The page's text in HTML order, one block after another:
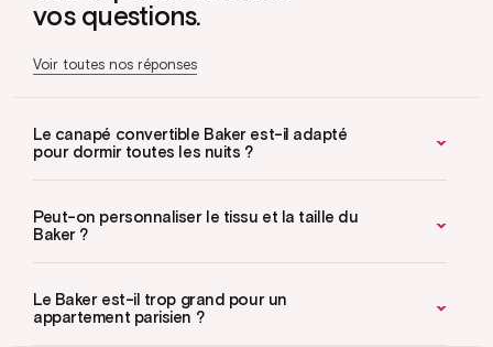
vos questions.
Voir toutes nos réponses
Le canapé convertible Baker est-il adapté
pour dormir toutes les nuits ?
Peut-on personnaliser le tissu et la taille du
Baker ?
Le Baker est-il trop grand pour un
appartement parisien ?